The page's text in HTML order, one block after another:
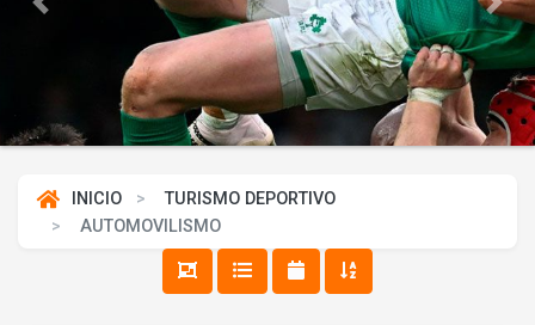
Previous Next
INICIO
TURISMO DEPORTIVO
AUTOMOVILISMO